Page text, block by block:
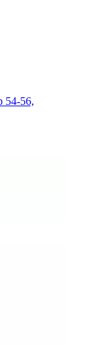
54-56,